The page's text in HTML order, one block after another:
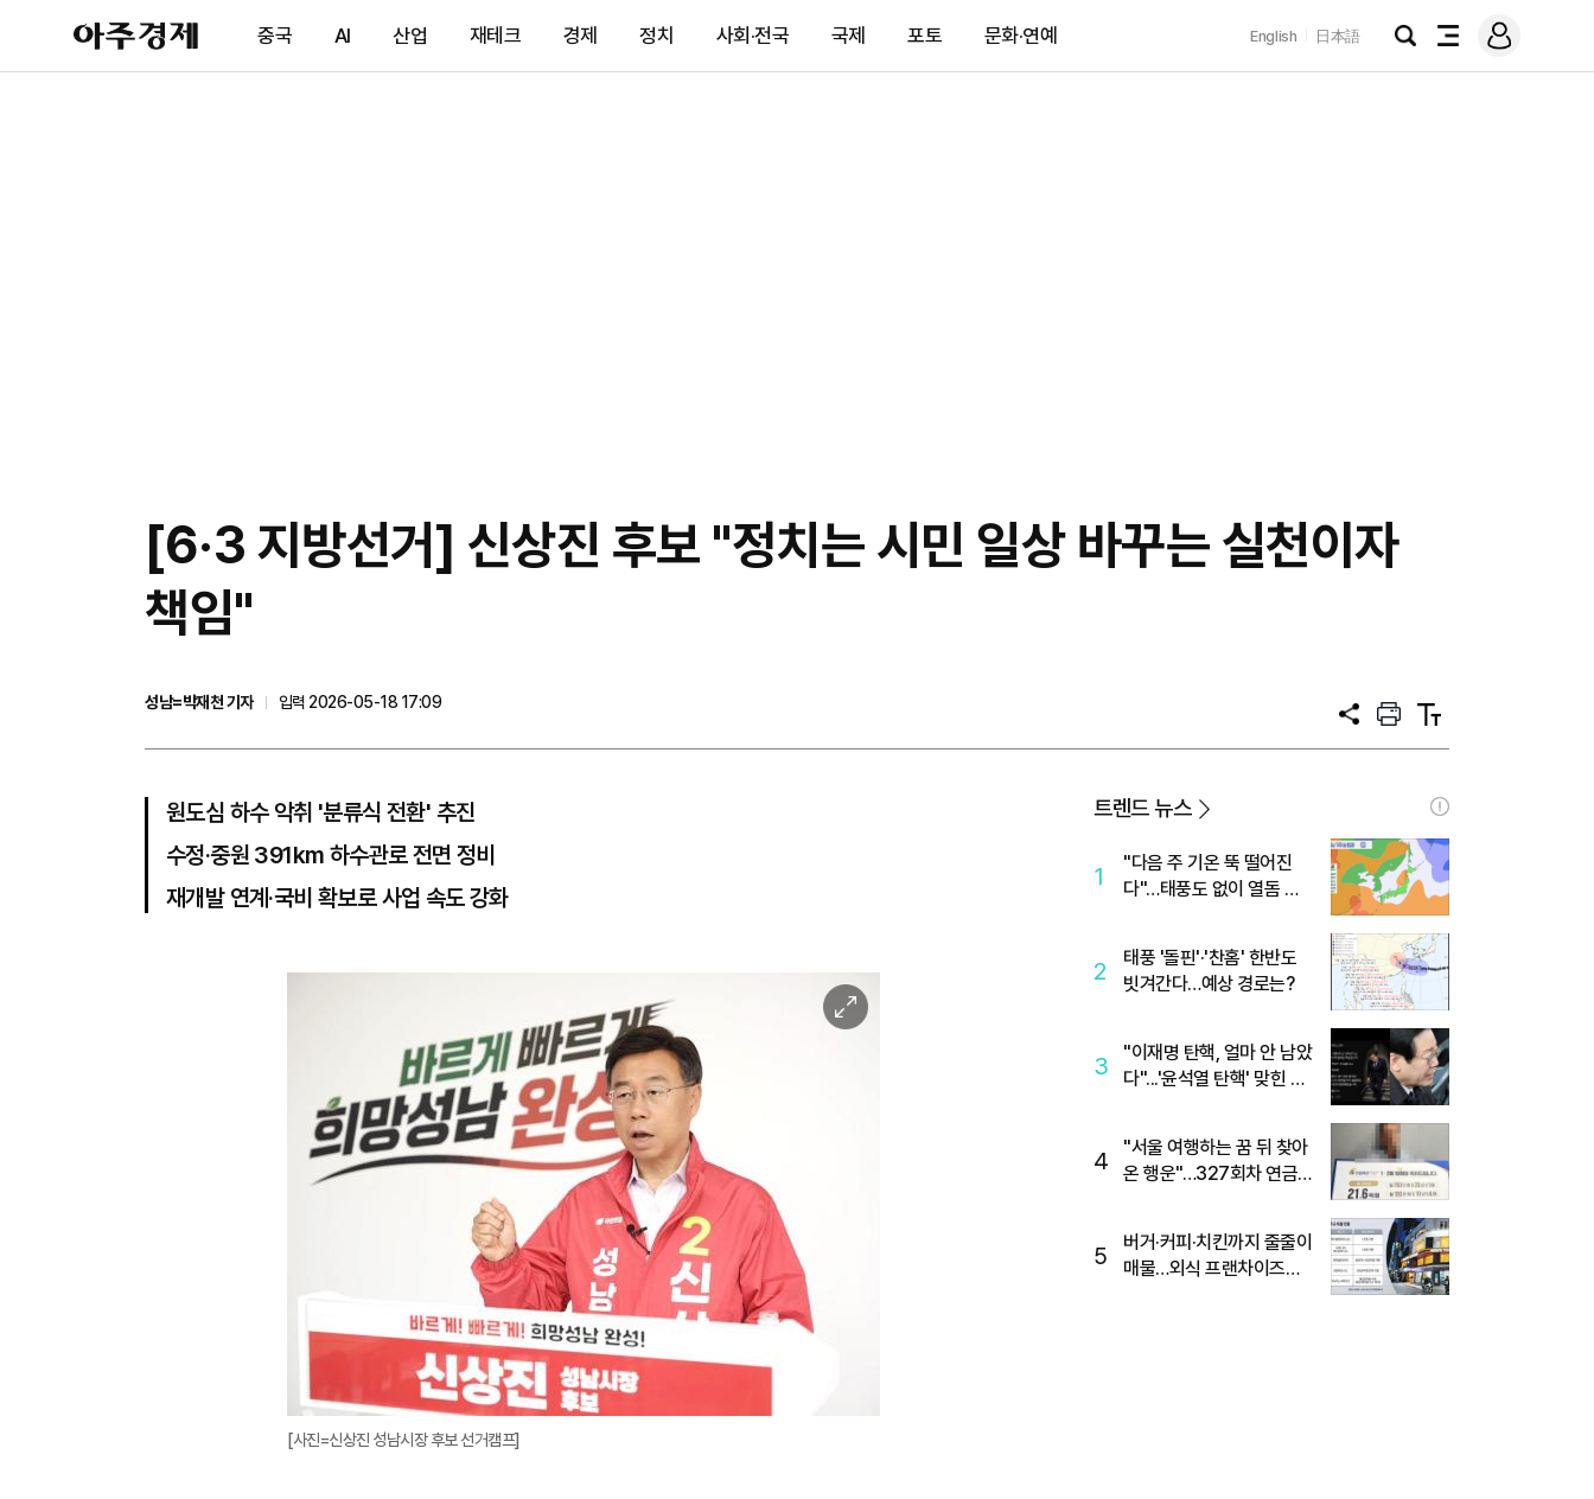
아
주
제
중국 AI 산업 재테크 경제 정치 사회·전국 국제 포토 문화·연예 English 日本語
검
전
메
그
[6·3 지방선거] 신상진 후보 "정치는 시민 일상 바꾸는 실천이자
책임"
성남=박재천 기자
입력 2026-05-18 17:09
공
프
트
텍
트
원도심 하수 악취 '분류식 전환' 추진
수정·중원 391km 하수관로 전면 정비
재개발 연계·국비 확보로 사업 속도 강화
이
미
[사진=신상진 성남시장 후보 선거캠프]
트렌드 뉴스
1
"다음 주 기온 뚝 떨어진
다"…태풍도 없이 열돔 박
2
태풍 '돌핀'·'찬홈' 한반도
빗겨간다…예상 경로는?
3
"이재명 탄핵, 얼마 안 남았
다"...'윤석열 탄핵' 맞힌 무
4
"서울 여행하는 꿈 뒤 찾아
온 행운"…327회차 연금
5
버거·커피·치킨까지 줄줄이
매물…외식 프랜차이즈